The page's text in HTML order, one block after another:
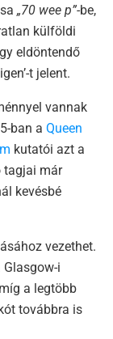
„70 wee p”-be,
külföldi
eldöntendő
t jelent.
vannak
ban a Queen
kutatói azt a
tagjai már
kevésbé
vezethet.
Glasgow-i
a legtöbb
továbbra is